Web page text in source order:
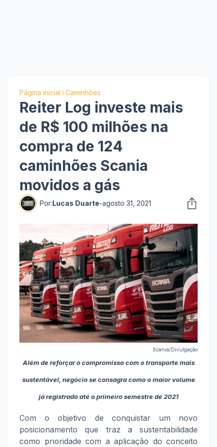
Página inicial Caminhões
Reiter Log investe mais
de R$ 100 milhões na
compra de 124
caminhões Scania
movidos a gás
Por:Lucas Duarte-agosto 31, 2021
Scania/Divulgação
Além de reforçar o compromisso com o transporte mais
sustentável, negócio se consagra como o maior volume
já registrado até o primeiro semestre de 2021
Com o objetivo de conquistar um novo
posicionamento que traz a sustentabilidade
como prioridade com a aplicação do conceito